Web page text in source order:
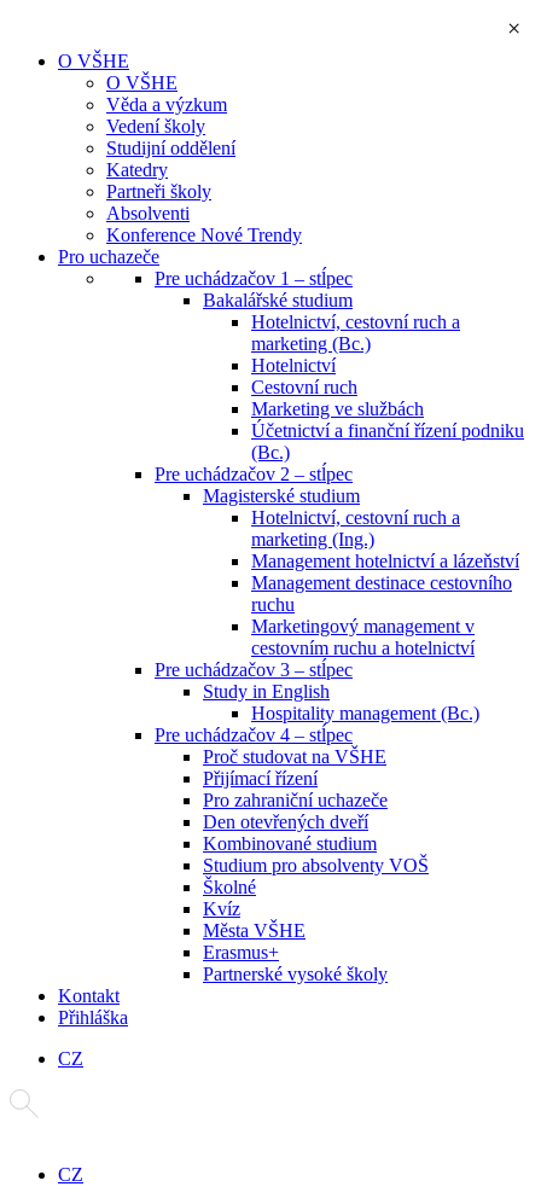
O VŠHE
O VŠHE
Věda a výzkum
Vedení školy
Studijní oddělení
Katedry
Partneři školy
Absolventi
Konference Nové Trendy
Pro uchazeče
Pre uchádzačov 1 – stĺpec
Bakalářské studium
Hotelnictví, cestovní ruch a
marketing (Bc.)
Hotelnictví
Cestovní ruch
Marketing ve službách
Účetnictví a finanční řízení podniku
(Bc.)
Pre uchádzačov 2 – stĺpec
Magisterské studium
Hotelnictví, cestovní ruch a
marketing (Ing.)
Management hotelnictví a lázeňství
Management destinace cestovního
ruchu
Marketingový management v
cestovním ruchu a hotelnictví
Pre uchádzačov 3 – stĺpec
Study in English
Hospitality management (Bc.)
Pre uchádzačov 4 – stĺpec
Proč studovat na VŠHE
Přijímací řízení
Pro zahraniční uchazeče
Den otevřených dveří
Kombinované studium
Studium pro absolventy VOŠ
Školné
Kvíz
Města VŠHE
Erasmus+
Partnerské vysoké školy
Kontakt
Přihláška
CZ
CZ
×